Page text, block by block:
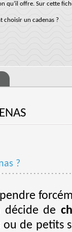
qu’il offre. Sur cette
choisir un cadenas ?
?
décide de
de petits